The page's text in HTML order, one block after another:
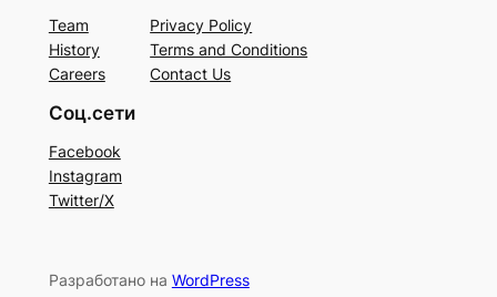
Team
History
Careers
Privacy Policy
Terms and Conditions
Contact Us
Соц.сети
Facebook
Instagram
Twitter/X
Разработано на WordPress